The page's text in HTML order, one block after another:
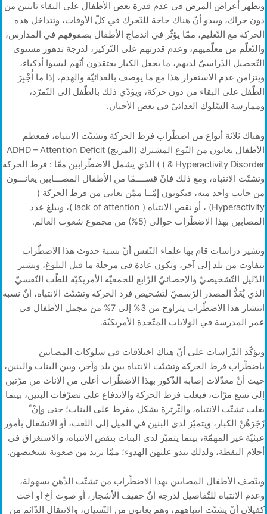
وتظهر أعراض المرض في عدم قدرة بعض الأطفال على البقاء ثابتين من
دون حراك، ويبدو أنّ هناك حاجة للتّحرك في كلّ الأوقات، وتتداخل هذه
الحركة مع التّعليم، ممّا يؤثّر في اندماج الأطفال بصفوفهم في المدارس،
والتّعلّم من معلّميهم، وعدم قدرتهم على التّركيز، لدرجة تدهور مستوى
التّحصيل الدّراسيّ لديهم، ما يجعل الكبار يعتقدون أنّهم ليسوا أذكياء،
ويتزامن عدم الاستقرار هذا مع ما يوصف بالعدائيّة والهدم، إذا ما أُجْبِرَ
الطّفل على البقاء من دون حركة، ويؤدّي ذلك بالطّفل إلى التّمرّد،
وممارسة السّلوك العدائيّ في بعض الأحيان.
وهناك ثلاثة أنواع من اضطّراب فرط الحركة وتشتّت الانتباه، فمعظم
الأطفال يعانون من النّوع المشترك (المزيج) ADHD – Attention Deficit
& Hyperactivity Disorder ) ) الذي يشمل الاضطّرابين معًا : فرط الحركة
وتشتّت الانتباه، ومع ذلك فإنّ قســــمًا من الأطفال المصـــابين يعانـــون
من جانب واحد منه، فيكونون إمّــا ممّن يعاني من فرط الحركة (
Hyperactivity) ، أو نقص الانتباه ( lack of attention )، ويبلغ عدد
المصابين بهذا الاضطّراب حوالى (5%) من مجموع شعوب العالم.
وتشير دراسات قام بها علماء النّفس أنّ نسبة حدوث هذا الاضطّراب
تتفاوت من بلد إلى آخر، وتكون عادة في مرحلة ما قبل البلوغ، ويشير
الدّليل التّشخيصيّ والإحصائيّ الرّابع للجمعيّة الأمريكيّة للطّب النّفسيّ
الذي يُعَدُّ المصدر الرّسميّ لتشخيص فرد الحركة وتشتّت الانتباه، أنّ نسبة
انتشار هذا الاضطّراب يتراوح من 3% إلى 7% من مجمل الأطفال في
عمر المدرسة في الولايات المتّحدة الأمريكيّة.
وتؤكّد الدّراسات على أنّ هناك اختلافات في سلوكات المصابين
باضطّراب فرط الحركة وتشتّت الانتباه بين بلد وآخر، وبين البنات والبنين،
حيث أنّ معدّلات إصابة الذّكور بهذا الاضطّراب أعلى من الإناث من مرّتين
إلى تسع مرّات، فيغلب فرط الحركة والاندفاع على تصرّفات البنين، بينما
يغلب تشتّت الانتباه، والثّرثرة بشكل مفرط على البنات؛ حتى وإنْ ّ
زَجَرَهُنّ الكبار، ويتميّز لدى البنين في الميل إلى اللعب، أو الانشغال بأمور
عبثيّة غير المهمّة، بينما يتميّز لدى البنات بنقص الانتباه، والاستغراق في
أحلام اليقظة، ولذلك يبدو عليهن الهدوء؛ ممّا يزيد من صعوبة تشخيصهن.
ويتّصف الأطفال المصابين بهذا الاضطّراب من تشتّت الذّهن بسهولة،
وعدم الانتباه للتّفاصيل لدرجة أنّ حفيف الأشجار، أو صوت أخ أو أخت
كفيلان أنْ يشتّت انتباههم، وهم يعانون من النّسيان، والانتقال الدّائم من